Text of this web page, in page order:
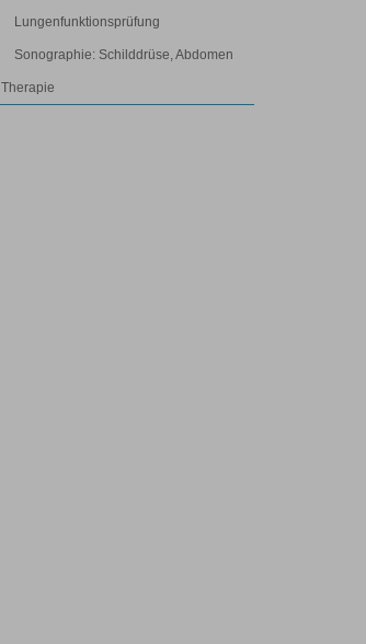
Lungenfunktionsprüfung
Sonographie: Schilddrüse, Abdomen
Therapie